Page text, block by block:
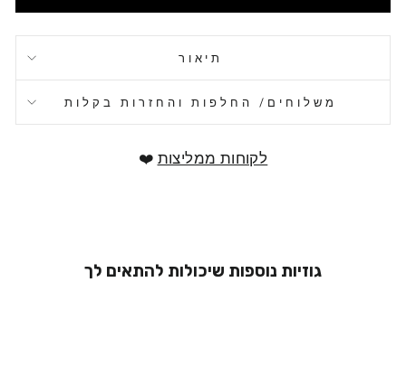
תיאור
משלוחים/ החלפות והחזרות בקלות
לקוחות ממליצות ❤️
גוזיות נוספות שיכולות להתאים לך